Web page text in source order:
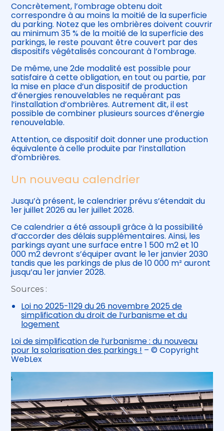
Concrètement, l’ombrage obtenu doit
correspondre à au moins la moitié de la superficie
du parking. Notez que les ombrières doivent couvrir
au minimum 35 % de la moitié de la superficie des
parkings, le reste pouvant être couvert par des
dispositifs végétalisés concourant à l’ombrage.
De même, une 2de modalité est possible pour
satisfaire à cette obligation, en tout ou partie, par
la mise en place d’un dispositif de production
d’énergies renouvelables ne requérant pas
l’installation d’ombrières. Autrement dit, il est
possible de combiner plusieurs sources d’énergie
renouvelable.
Attention, ce dispositif doit donner une production
équivalente à celle produite par l’installation
d’ombrières.
Un nouveau calendrier
Jusqu’à présent, le calendrier prévu s’étendait du
1er juillet 2026 au 1er juillet 2028.
Ce calendrier a été assoupli grâce à la possibilité
d’accorder des délais supplémentaires. Ainsi, les
parkings ayant une surface entre 1 500 m2 et 10
000 m2 devront s’équiper avant le 1er janvier 2030
tandis que les parkings de plus de 10 000 m² auront
jusqu’au 1er janvier 2028.
Sources :
Loi no 2025-1129 du 26 novembre 2025 de
simplification du droit de l’urbanisme et du
logement
Loi de simplification de l’urbanisme : du nouveau
pour la solarisation des parkings ! – © Copyright
WebLex